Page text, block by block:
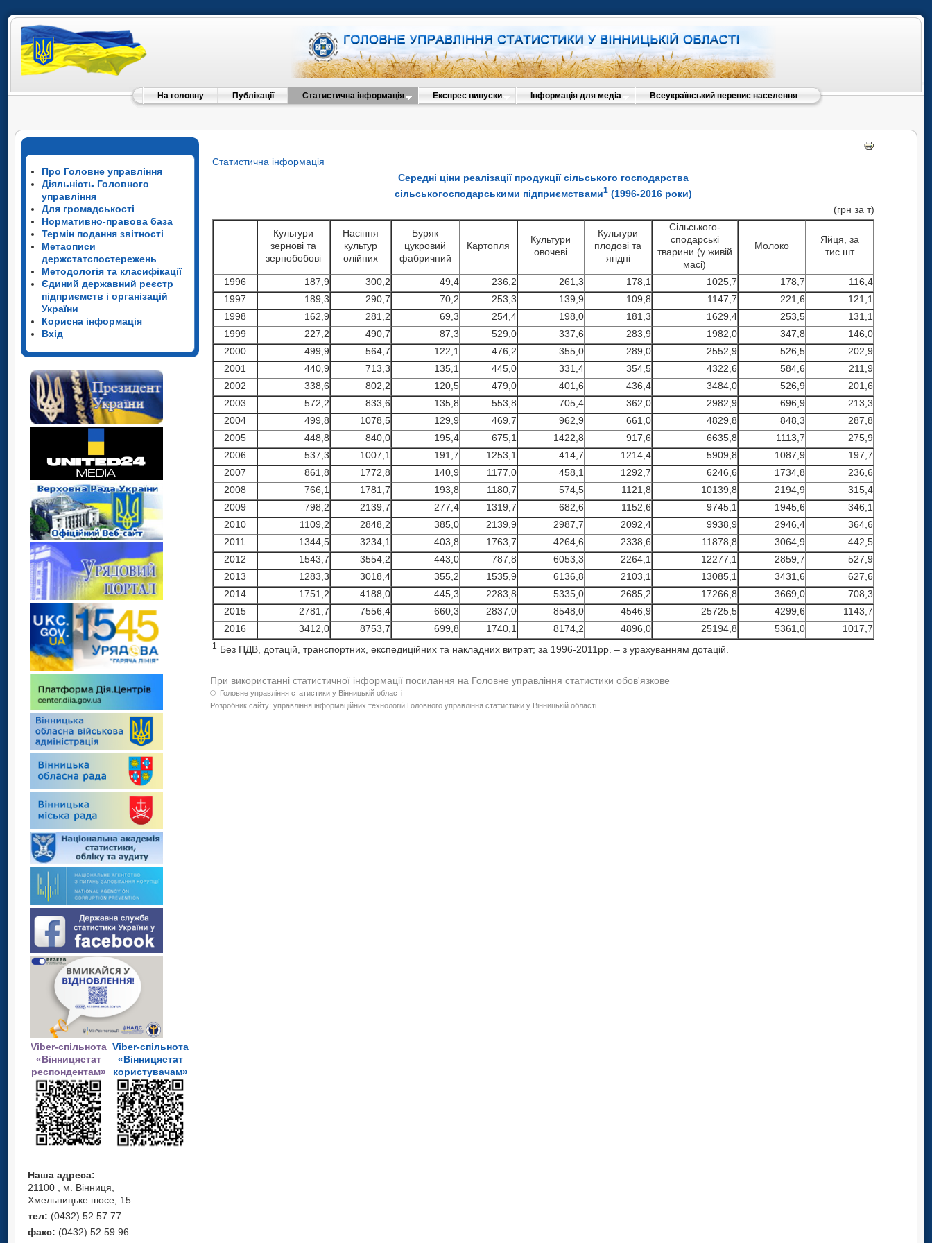
На головну Публікації Статистична інформація Експрес випуски Інформація для медіа Всеукраїнський перепис населення
Про Головне управління
Діяльність Головного
управління
Для громадськості
Нормативно-правова база
Термін подання звітності
Метаописи
держстатспостережень
Методологія та класифікації
Єдиний державний реєстр
підприємств і організацій
України
Корисна інформація
Вхід
Viber-спільнота
«Вінницястат
респондентам»
Viber-спільнота
«Вінницястат
користувачам»
Наша адреса:
21100 , м. Вінниця,
Хмельницьке шосе, 15
тел: (0432) 52 57 77
факс: (0432) 52 59 96
Статистична інформація
Середні ціни реалізації продукції сільського господарства
сільськогосподарськими підприємствами1(1996-2016 роки)
(грн за т)
Культури
зернові та
зернобобові
Насіння
культур
олійних
Буряк
цукровий
фабричний
Картопля
Культури
овочеві
Культури
плодові та
ягідні
Сільського-
сподарські
тварини (у живій
масі)
Молоко
Яйця, за
тис.шт
1996 187,9 300,2 49,4 236,2 261,3 178,1 1025,7 178,7
116,4
1997
189,3 290,7 70,2 253,3 139,9 109,8 1147,7 221,6
121,1
1998
162,9 281,2 69,3 254,4 198,0 181,3 1629,4 253,5
131,1
1999
227,2 490,7 87,3 529,0 337,6 283,9 1982,0 347,8
146,0
2000
499,9 564,7 122,1 476,2 355,0 289,0 2552,9 526,5
202,9
2001
440,9 713,3 135,1 445,0 331,4 354,5 4322,6 584,6
211,9
2002
338,6 802,2 120,5 479,0 401,6 436,4 3484,0 526,9
201,6
2003
572,2 833,6 135,8 553,8 705,4 362,0 2982,9 696,9
213,3
2004
499,8 1078,5 129,9 469,7 962,9 661,0 4829,8 848,3
287,8
2005
448,8 840,0 195,4 675,1 1422,8 917,6 6635,8 1113,7
275,9
2006
537,3 1007,1 191,7 1253,1 414,7 1214,4 5909,8 1087,9
197,7
2007
861,8 1772,8 140,9 1177,0 458,1 1292,7 6246,6 1734,8
236,6
2008
766,1 1781,7 193,8 1180,7 574,5 1121,8 10139,8 2194,9
315,4
2009
798,2 2139,7 277,4 1319,7 682,6 1152,6 9745,1 1945,6
346,1
2010
1109,2 2848,2 385,0 2139,9 2987,7 2092,4 9938,9 2946,4
364,6
2011
1344,5 3234,1 403,8 1763,7 4264,6 2338,6 11878,8 3064,9
442,5
2012
1543,7 3554,2 443,0 787,8 6053,3 2264,1 12277,1 2859,7
527,9
2013
1283,3 3018,4 355,2 1535,9 6136,8 2103,1 13085,1 3431,6
627,6
2014
1751,2 4188,0 445,3 2283,8 5335,0 2685,2 17266,8 3669,0
708,3
2015
2781,7 7556,4 660,3 2837,0 8548,0 4546,9 25725,5 4299,6
1143,7
2016
3412,0 8753,7 699,8 1740,1 8174,2 4896,0 25194,8 5361,0 1017,7
1 Без ПДВ, дотацій, транспортних, експедиційних та накладних витрат; за 1996-2011рр. – з урахуванням дотацій.
При використанні статистичної інформації посилання на Головне управління статистики обов'язкове
© Головне управління статистики у Вінницькій області
Розробник сайту: управління інформаційних технологій Головного управління статистики у Вінницькій області